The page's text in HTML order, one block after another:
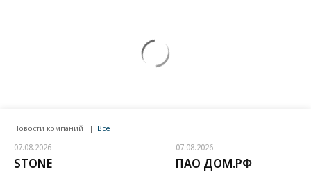
Новости компаний Все
07.08.2026
STONE
07.08.2026
ПАО ДОМ.РФ